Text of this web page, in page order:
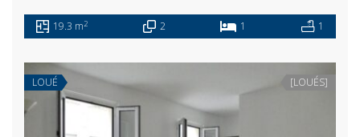
19.3 m2 2 1 1
LOUÉ [LOUÉS]